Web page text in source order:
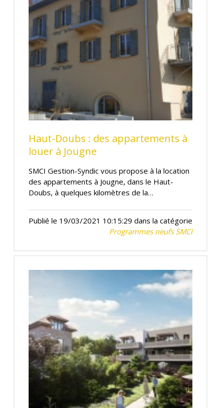
Haut-Doubs : des appartements à
louer à Jougne
SMCI Gestion-Syndic vous propose à la location
des appartements à Jougne, dans le Haut-
Doubs, à quelques kilomètres de la…
Publié le 19/03/2021 10:15:29 dans la catégorie
Programmes neufs SMCI